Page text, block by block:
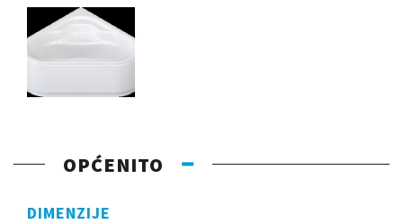
OPĆENITO
DIMENZIJE